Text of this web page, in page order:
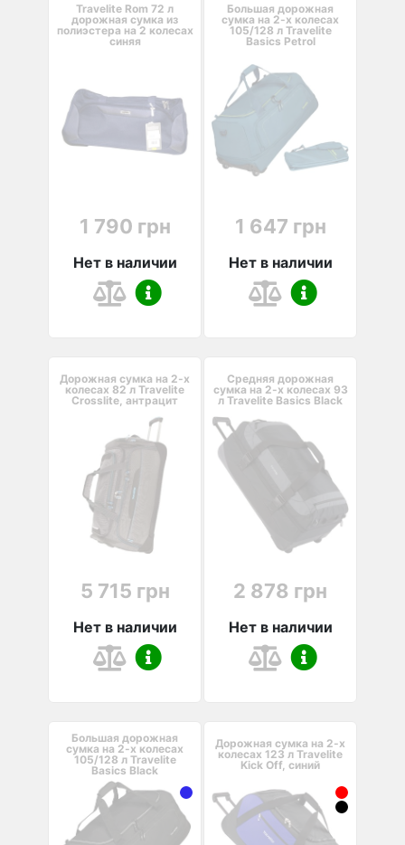
Travelite Rom 72 л
дорожная сумка из
полиэстера на 2 колесах
синяя
1 790 грн
Нет в наличии
Большая дорожная
сумка на 2-х колесах
105/128 л Travelite
Basics Petrol
1 647 грн
Нет в наличии
Дорожная сумка на 2-х
колесах 82 л Travelite
Crosslite, антрацит
5 715 грн
Нет в наличии
Средняя дорожная
сумка на 2-х колесах 93
л Travelite Basics Black
2 878 грн
Нет в наличии
Большая дорожная
сумка на 2-х колесах
105/128 л Travelite
Basics Black
Дорожная сумка на 2-х
колесах 123 л Travelite
Kick Off, синий